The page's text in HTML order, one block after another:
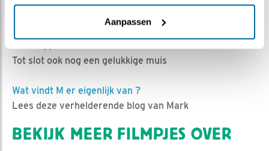
Aanpassen
Vind ik leuk| Bewaar dit filmpje|
352x
Even wat oefenen, dat is schrikken, muisje eten, een
Tot slot ook nog een gelukkige muis
Wat vindt M er eigenlijk van ?
Lees deze verhelderende blog van Mark
BEKIJK MEER FILMPJES OVER